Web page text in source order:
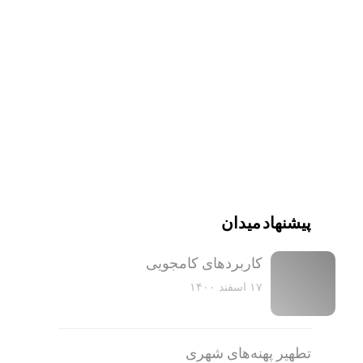
پیشنهاد میدان
کاربرد‌های کامجویی
۱۷ اسفند ۱۴۰۰
تطهیر پهنه‌های شهری